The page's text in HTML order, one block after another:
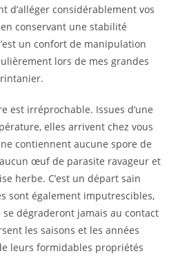
d’alléger considérablement vos
conservant une stabilité
un confort de manipulation
lors de mes grandes
est irréprochable. Issues d’une
elles arrivent chez vous
contiennent aucune spore de
œuf de parasite ravageur et
herbe. C’est un départ sain
sont également imputrescibles,
se dégraderont jamais au contact
les saisons et les années
leurs formidables propriétés